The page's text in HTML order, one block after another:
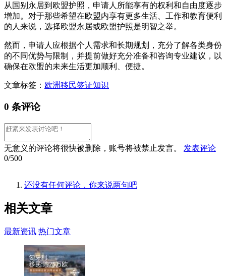
从国别永居到欧盟护照，申请人所能享有的权利和自由度逐步
增加。对于那些希望在欧盟内享有更多生活、工作和教育便利
的人来说，选择欧盟永居或欧盟护照是明智之举。
然而，申请人应根据个人需求和长期规划，充分了解各类身份
的不同优势与限制，并提前做好充分准备和咨询专业建议，以
确保在欧盟的未来生活更加顺利、便捷。
文章标签： 欧洲移民签证知识
0 条评论
无意义的评论将很快被删除，账号将被禁止发言。
发表评论
0/500
还没有任何评论，你来说两句吧
相关文章
最新资讯 热门文章